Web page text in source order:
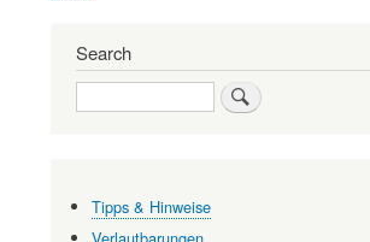
Search
Search
Tipps & Hinweise
Verlautbarungen